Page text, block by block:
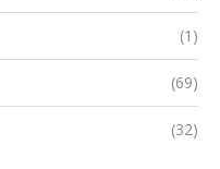
(1)
(69)
(32)